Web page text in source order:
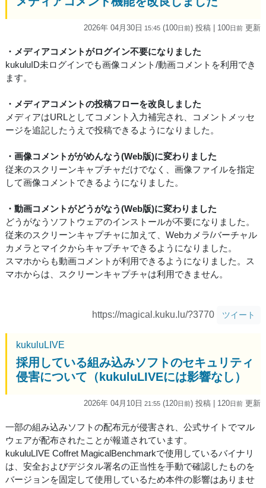
2026年 04月30日 15:45 (100日前) 投稿 | 100日前 更新
・メディアコメントがログイン不要になりました
kukuluID未ログインでも画像コメント/動画コメントを利用でき
ます。
・メディアコメントの投稿フローを改良しました
メディアはURLとしてコメント入力補完され、コメントメッセ
ージを追記したうえで投稿できるようになりました。
・画像コメントががめんなう(Web版)に変わりました
従来のスクリーンキャプチャだけでなく、画像ファイルを指定
して画像コメントできるようになりました。
・動画コメントがどうがなう(Web版)に変わりました
どうがなうソフトウェアのインストールが不要になりました。
従来のスクリーンキャプチャに加えて、Webカメラ/バーチャル
カメラとマイクからキャプチャできるようになりました。
スマホからも動画コメントが利用できるようになりました。ス
マホからは、スクリーンキャプチャは利用できません。
https://magical.kuku.lu/?3770 ツイート
kukuluLIVE
採用している組み込みソフトのセキュリティ
侵害について（kukuluLIVEには影響なし）
2026年 04月10日 21:55 (120日前) 投稿 | 120日前 更新
一部の組み込みソフトの配布元が侵害され、公式サイトでマル
ウェアが配布されたことが報道されています。
kukuluLIVE Coffret MagicalBenchmarkで使用しているバイナリ
は、安全およびデジタル署名の正当性を手動で確認したものを
バージョンを固定して使用しているため本件の影響はありませ